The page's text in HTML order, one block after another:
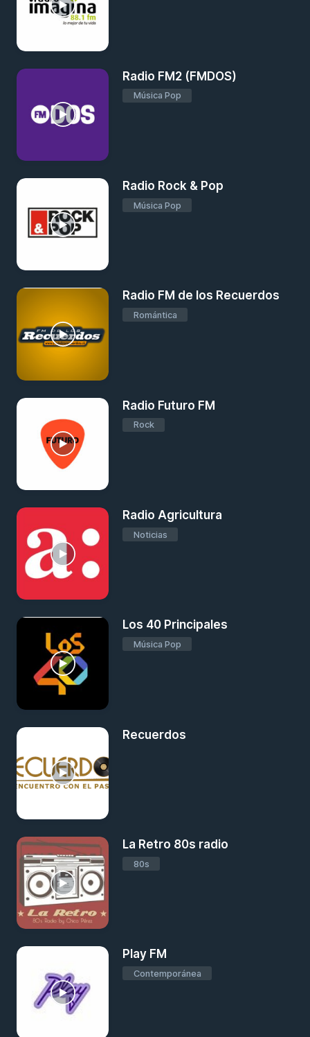
Radio FM2 (FMDOS)
Música Pop
Radio Rock & Pop
Música Pop
Radio FM de los Recuerdos
Romántica
Radio Futuro FM
Rock
Radio Agricultura
Noticias
Los 40 Principales
Música Pop
Recuerdos
La Retro 80s radio
80s
Play FM
Contemporánea